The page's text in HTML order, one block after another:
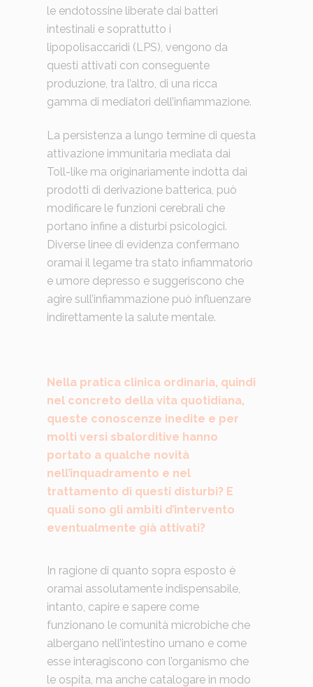
le endotossine liberate dai batteri
intestinali e soprattutto i
lipopolisaccaridi (LPS), vengono da
questi attivati con conseguente
produzione, tra l’altro, di una ricca
gamma di mediatori dell’infiammazione.
La persistenza a lungo termine di questa
attivazione immunitaria mediata dai
Toll-like ma originariamente indotta dai
prodotti di derivazione batterica, può
modificare le funzioni cerebrali che
portano infine a disturbi psicologici.
Diverse linee di evidenza confermano
oramai il legame tra stato infiammatorio
e umore depresso e suggeriscono che
agire sull’infiammazione può influenzare
indirettamente la salute mentale.
Nella pratica clinica ordinaria, quindi
nel concreto della vita quotidiana,
queste conoscenze inedite e per
molti versi sbalorditive hanno
portato a qualche novità
nell’inquadramento e nel
trattamento di questi disturbi? E
quali sono gli ambiti d’intervento
eventualmente già attivati?
In ragione di quanto sopra esposto è
oramai assolutamente indispensabile,
intanto, capire e sapere come
funzionano le comunità microbiche che
albergano nell’intestino umano e come
esse interagiscono con l’organismo che
le ospita, ma anche catalogare in modo